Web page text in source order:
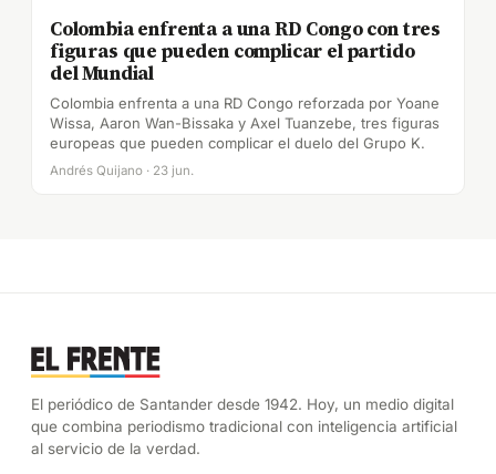
Colombia enfrenta a una RD Congo con tres
figuras que pueden complicar el partido
del Mundial
Colombia enfrenta a una RD Congo reforzada por Yoane
Wissa, Aaron Wan-Bissaka y Axel Tuanzebe, tres figuras
europeas que pueden complicar el duelo del Grupo K.
Andrés Quijano · 23 jun.
El periódico de Santander desde 1942. Hoy, un medio digital
que combina periodismo tradicional con inteligencia artificial
al servicio de la verdad.